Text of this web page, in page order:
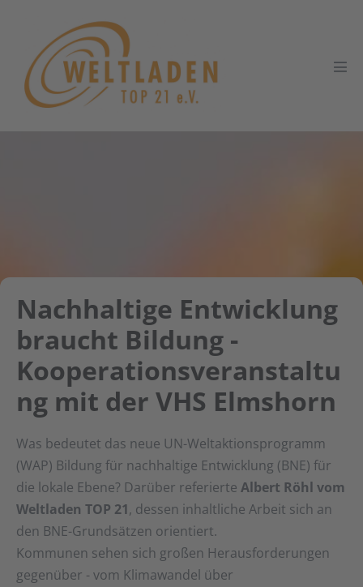
springen
Nachhaltige Entwicklung
braucht Bildung -
Kooperationsveranstaltu
ng mit der VHS Elmshorn
Was bedeutet das neue UN-Weltaktionsprogramm
(WAP) Bildung für nachhaltige Entwicklung (BNE) für
die lokale Ebene? Darüber referierte Albert Röhl vom
Weltladen TOP 21, dessen inhaltliche Arbeit sich an
den BNE-Grundsätzen orientiert.
Kommunen sehen sich großen Herausforderungen
gegenüber - vom Klimawandel über